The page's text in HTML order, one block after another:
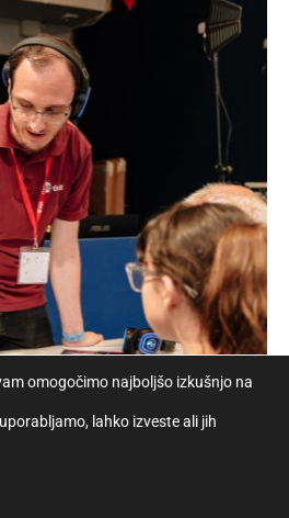
omogočimo najboljšo izkušnjo na
lahko izveste ali jih